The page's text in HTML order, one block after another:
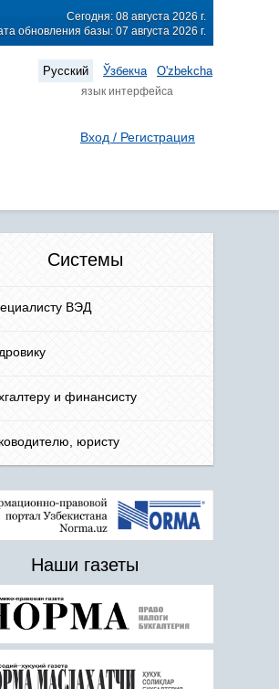
Сегодня: 08 августа 2026 г.
обновления базы: 07 августа 2026 г.
Русский Ўзбекча O'zbekcha
язык интерфейса
Вход / Регистрация
Системы
ВЭД
и финансисту
юристу
Наши газеты